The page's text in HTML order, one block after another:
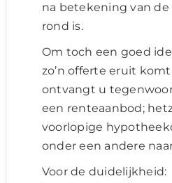
na betekening van
rond is.
Om toch een goed
zo’n offerte eruit
ontvangt u
een renteaanbod;
voorlopige
onder een andere
Voor de duidelijkheid: